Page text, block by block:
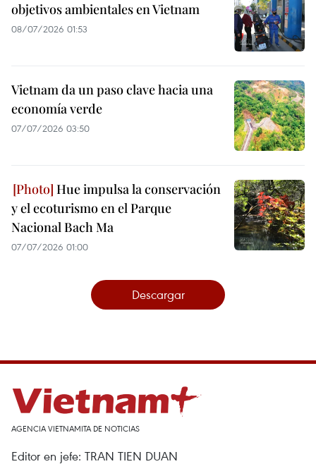
objetivos ambientales en Vietnam
08/07/2026 01:53
Vietnam da un paso clave hacia una
economía verde
07/07/2026 03:50
Hue impulsa la conservación
y el ecoturismo en el Parque
Nacional Bach Ma
07/07/2026 01:00
Descargar
AGENCIA VIETNAMITA DE NOTICIAS
Editor en jefe: TRAN TIEN DUAN